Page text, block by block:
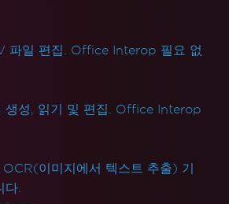
파일 편집. Office Interop 필요 없
생성, 읽기 및 편집. Office Interop
OCR(이미지에서 텍스트 추출) 기
다.